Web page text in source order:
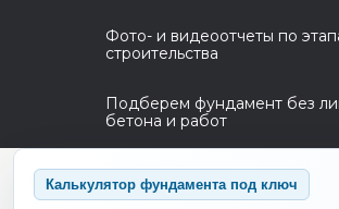
Подберем фундамент без
бетона и работ
Фото- и видеоотчеты по
строительства
Калькулятор фундамента под ключ